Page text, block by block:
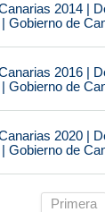
2014 |
Gobierno de
2016 |
Gobierno de
2020 |
Gobierno de
Primera